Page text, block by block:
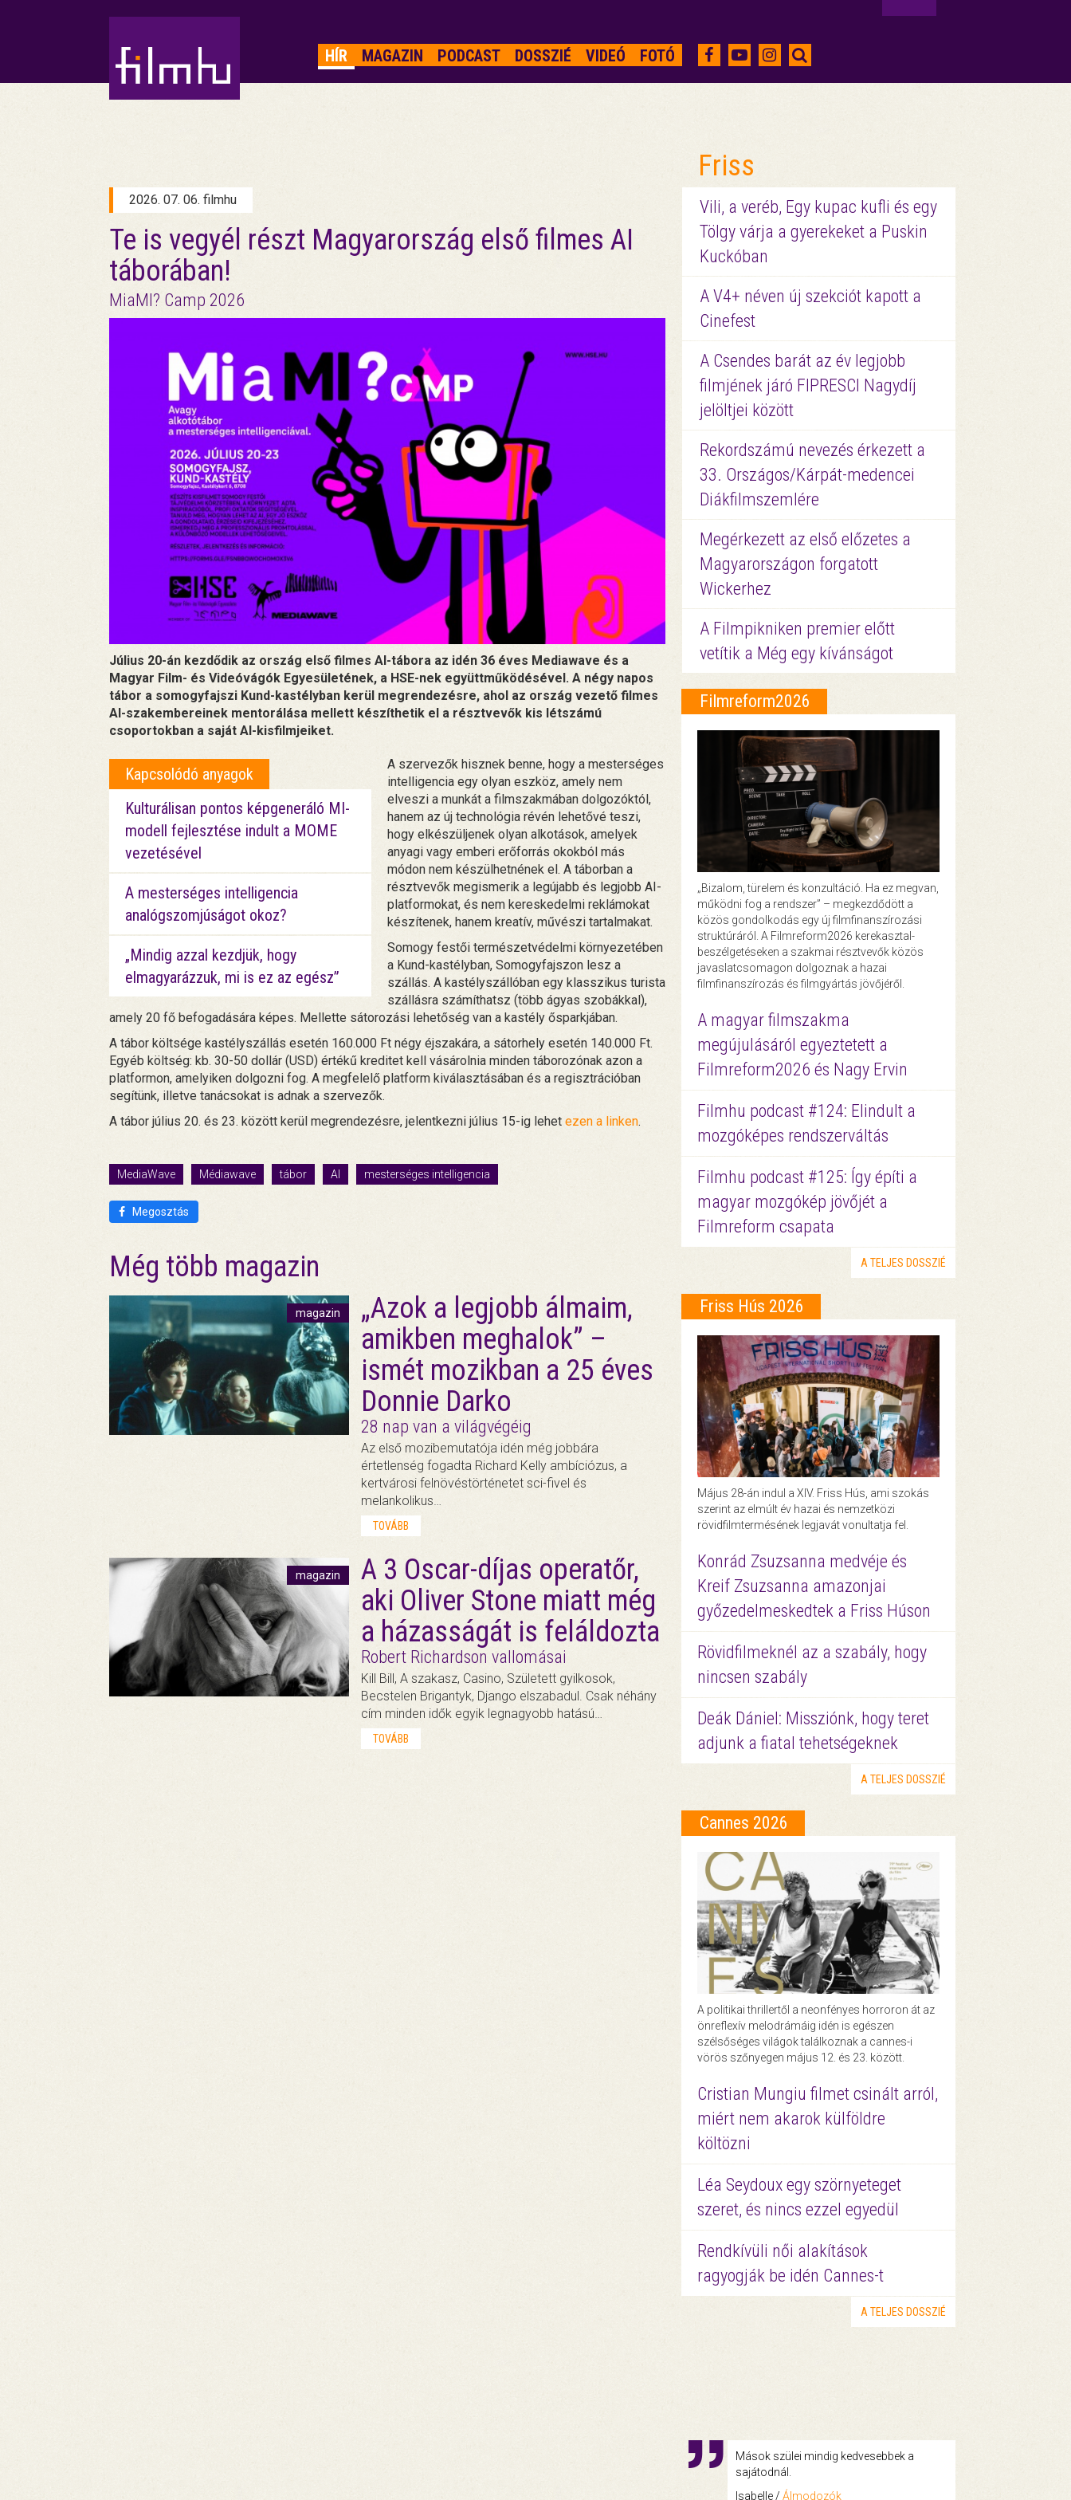
HÍR MAGAZIN PODCAST DOSSZIÉ VIDEÓ FOTÓ
2026. 07. 06. filmhu
Te is vegyél részt Magyarország első filmes AI
táborában!
MiaMI? Camp 2026
Július 20-án kezdődik az ország első filmes AI-tábora az idén 36 éves Mediawave és a
Magyar Film- és Videóvágók Egyesületének, a HSE-nek együttműködésével. A négy napos
tábor a somogyfajszi Kund-kastélyban kerül megrendezésre, ahol az ország vezető filmes
AI-szakembereinek mentorálása mellett készíthetik el a résztvevők kis létszámú
csoportokban a saját AI-kisfilmjeiket.
Kapcsolódó anyagok
Kulturálisan pontos képgeneráló MI-
modell fejlesztése indult a MOME
vezetésével
A mesterséges intelligencia
analógszomjúságot okoz?
„Mindig azzal kezdjük, hogy
elmagyarázzuk, mi is ez az egész”
A szervezők hisznek benne, hogy a mesterséges
intelligencia egy olyan eszköz, amely nem
elveszi a munkát a filmszakmában dolgozóktól,
hanem az új technológia révén lehetővé teszi,
hogy elkészüljenek olyan alkotások, amelyek
anyagi vagy emberi erőforrás okokból más
módon nem készülhetnének el. A táborban a
résztvevők megismerik a legújabb és legjobb AI-
platformokat, és nem kereskedelmi reklámokat
készítenek, hanem kreatív, művészi tartalmakat.
Somogy festői természetvédelmi környezetében
a Kund-kastélyban, Somogyfajszon lesz a
szállás. A kastélyszállóban egy klasszikus turista
szállásra számíthatsz (több ágyas szobákkal),
amely 20 fő befogadására képes. Mellette sátorozási lehetőség van a kastély ősparkjában.
A tábor költsége kastélyszállás esetén 160.000 Ft négy éjszakára, a sátorhely esetén 140.000 Ft.
Egyéb költség: kb. 30-50 dollár (USD) értékű kreditet kell vásárolnia minden táborozónak azon a
platformon, amelyiken dolgozni fog. A megfelelő platform kiválasztásában és a regisztrációban
segítünk, illetve tanácsokat is adnak a szervezők.
A tábor július 20. és 23. között kerül megrendezésre, jelentkezni július 15-ig lehet ezen a linken.
MediaWave Médiawave tábor AI mesterséges intelligencia
Megosztás
Még több magazin
magazin
„Azok a legjobb álmaim,
amikben meghalok” –
ismét mozikban a 25 éves
Donnie Darko
28 nap van a világvégéig
Az első mozibemutatója idén még jobbára
értetlenség fogadta Richard Kelly ambíciózus, a
kertvárosi felnövéstörténetet sci-fivel és
melankolikus…
TOVÁBB
magazin
A 3 Oscar-díjas operatőr,
aki Oliver Stone miatt még
a házasságát is feláldozta
Robert Richardson vallomásai
Kill Bill, A szakasz, Casino, Született gyilkosok,
Becstelen Brigantyk, Django elszabadul. Csak néhány
cím minden idők egyik legnagyobb hatású…
TOVÁBB
Friss
Vili, a veréb, Egy kupac kufli és egy
Tölgy várja a gyerekeket a Puskin
Kuckóban
A V4+ néven új szekciót kapott a
Cinefest
A Csendes barát az év legjobb
filmjének járó FIPRESCI Nagydíj
jelöltjei között
Rekordszámú nevezés érkezett a
33. Országos/Kárpát-medencei
Diákfilmszemlére
Megérkezett az első előzetes a
Magyarországon forgatott
Wickerhez
A Filmpikniken premier előtt
vetítik a Még egy kívánságot
Filmreform2026
„Bizalom, türelem és konzultáció. Ha ez megvan,
működni fog a rendszer” – megkezdődött a
közös gondolkodás egy új filmfinanszírozási
struktúráról. A Filmreform2026 kerekasztal-
beszélgetéseken a szakmai résztvevők közös
javaslatcsomagon dolgoznak a hazai
filmfinanszírozás és filmgyártás jövőjéről.
A magyar filmszakma
megújulásáról egyeztetett a
Filmreform2026 és Nagy Ervin
Filmhu podcast #124: Elindult a
mozgóképes rendszerváltás
Filmhu podcast #125: Így építi a
magyar mozgókép jövőjét a
Filmreform csapata
A TELJES DOSSZIÉ
Friss Hús 2026
Május 28-án indul a XIV. Friss Hús, ami szokás
szerint az elmúlt év hazai és nemzetközi
rövidfilmtermésének legjavát vonultatja fel.
Konrád Zsuzsanna medvéje és
Kreif Zsuzsanna amazonjai
győzedelmeskedtek a Friss Húson
Rövidfilmeknél az a szabály, hogy
nincsen szabály
Deák Dániel: Missziónk, hogy teret
adjunk a fiatal tehetségeknek
A TELJES DOSSZIÉ
Cannes 2026
A politikai thrillertől a neonfényes horroron át az
önreflexív melodrámáig idén is egészen
szélsőséges világok találkoznak a cannes-i
vörös szőnyegen május 12. és 23. között.
Cristian Mungiu filmet csinált arról,
miért nem akarok külföldre
költözni
Léa Seydoux egy szörnyeteget
szeret, és nincs ezzel egyedül
Rendkívüli női alakítások
ragyogják be idén Cannes-t
A TELJES DOSSZIÉ
Mások szülei mindig kedvesebbek a
sajátodnál.
Isabelle / Álmodozók